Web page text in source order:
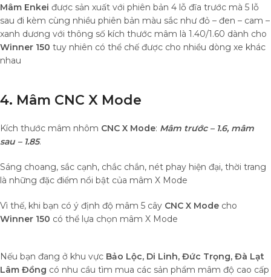
Mâm Enkei được sản xuất với phiên bản 4 lỗ đĩa trước mà 5 lỗ
sau đi kèm cùng nhiều phiên bản màu sắc như đỏ – đen – cam –
xanh dương với thông số kích thước mâm là 1.40/1.60 dành cho
Winner 150 tuy nhiên có thể chế được cho nhiều dòng xe khác
nhau
4. Mâm CNC X Mode
Kích thước mâm nhôm CNC X Mode: Mâm trước – 1.6, mâm
sau – 1.85.
Sáng choang, sắc cạnh, chắc chắn, nét phay hiện đại, thời trang
là những đặc điểm nổi bật của mâm X Mode
Vì thế, khi bạn có ý định độ mâm 5 cây CNC X Mode cho
Winner 150 có thể lựa chọn mâm X Mode
Nếu bạn đang ở khu vực Bảo Lộc, Di Linh, Đức Trọng, Đà Lạt
Lâm Đồng có nhu cầu tìm mua các sản phẩm mâm độ cao cấp